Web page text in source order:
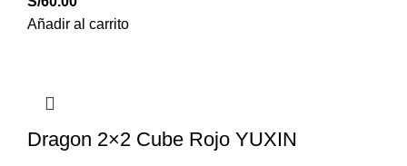
Añadir al carrito
Dragon 2×2 Cube Rojo YUXIN